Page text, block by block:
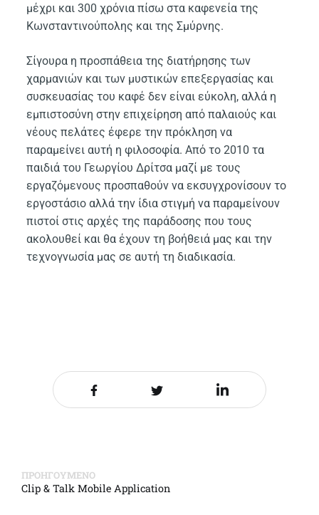
μέχρι και 300 χρόνια πίσω στα καφενεία της
Κωνσταντινούπολης και της Σμύρνης.
Σίγουρα η προσπάθεια της διατήρησης των
χαρμανιών και των μυστικών επεξεργασίας και
συσκευασίας του καφέ δεν είναι εύκολη, αλλά η
εμπιστοσύνη στην επιχείρηση από παλαιούς και
νέους πελάτες έφερε την πρόκληση να
παραμείνει αυτή η φιλοσοφία. Από το 2010 τα
παιδιά του Γεωργίου Δρίτσα μαζί με τους
εργαζόμενους προσπαθούν να εκσυγχρονίσουν το
εργοστάσιο αλλά την ίδια στιγμή να παραμείνουν
πιστοί στις αρχές της παράδοσης που τους
ακολουθεί και θα έχουν τη βοήθειά μας και την
τεχνογνωσία μας σε αυτή τη διαδικασία.
Share it on FacebookShare it on TwitterShare it on LinkedIn
ΠΡΟΗΓΟΥΜΕΝΟ
Clip & Talk Mobile Application